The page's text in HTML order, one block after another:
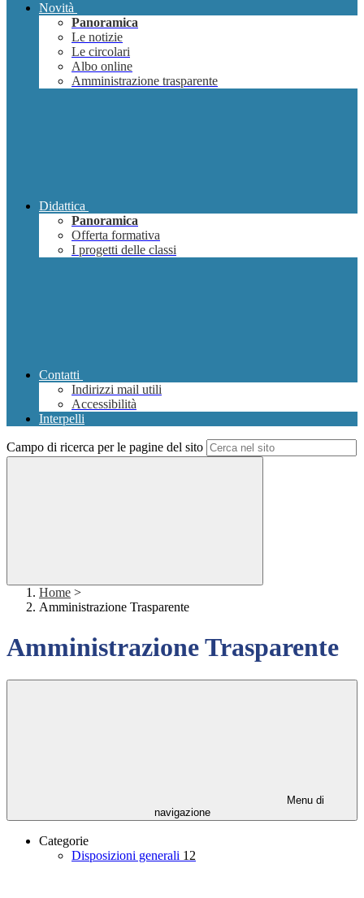
Novità
Panoramica
Le notizie
Le circolari
Albo online
Amministrazione trasparente
Didattica
Panoramica
Offerta formativa
I progetti delle classi
Contatti
Indirizzi mail utili
Accessibilità
Interpelli
Campo di ricerca per le pagine del sito
Home >
Amministrazione Trasparente
Amministrazione Trasparente
Menu di
navigazione
Categorie
Disposizioni generali 12